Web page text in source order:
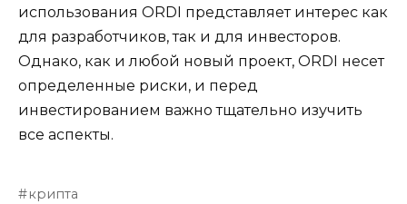
использования ORDI представляет интерес как
для разработчиков, так и для инвесторов.
Однако, как и любой новый проект, ORDI несет
определенные риски, и перед
инвестированием важно тщательно изучить
все аспекты.
крипта